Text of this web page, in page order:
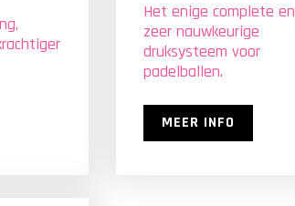
Het enige complete en
zeer nauwkeurige
druksysteem voor
padelballen.
MEER INFO